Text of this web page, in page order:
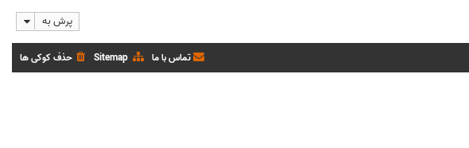
پرش به
حذف کوکی ها Sitemap تماس با ما